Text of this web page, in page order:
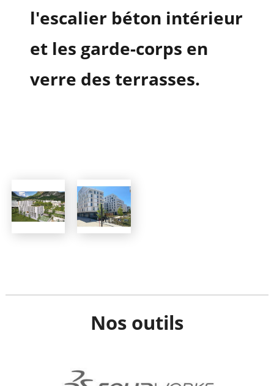
l'escalier béton intérieur
et les garde-corps en
verre des terrasses.
Nos outils